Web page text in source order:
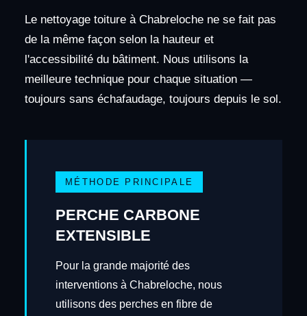
Le nettoyage toiture à Chabreloche ne se fait pas
de la même façon selon la hauteur et
l'accessibilité du bâtiment. Nous utilisons la
meilleure technique pour chaque situation —
toujours sans échafaudage, toujours depuis le sol.
MÉTHODE PRINCIPALE
PERCHE CARBONE
EXTENSIBLE
Pour la grande majorité des
interventions à Chabreloche, nous
utilisons des perches en fibre de